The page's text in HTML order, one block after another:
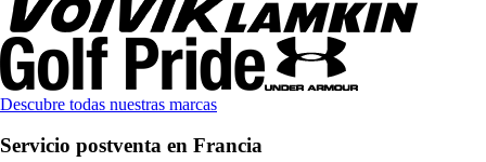
Descubre todas nuestras marcas
Servicio postventa en Francia